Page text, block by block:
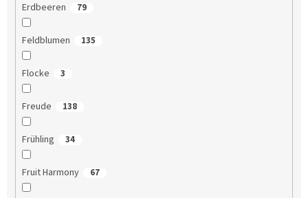
Erdbeeren 79
Feldblumen 135
Flocke 3
Freude 138
Frühling 34
Fruit Harmony 67